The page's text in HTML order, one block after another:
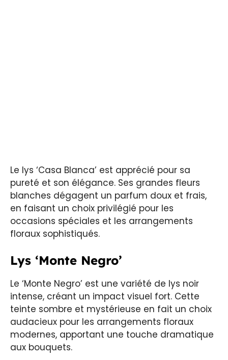
Le lys ‘Casa Blanca’ est apprécié pour sa
pureté et son élégance. Ses grandes fleurs
blanches dégagent un parfum doux et frais,
en faisant un choix privilégié pour les
occasions spéciales et les arrangements
floraux sophistiqués.
Lys ‘Monte Negro’
Le ‘Monte Negro’ est une variété de lys noir
intense, créant un impact visuel fort. Cette
teinte sombre et mystérieuse en fait un choix
audacieux pour les arrangements floraux
modernes, apportant une touche dramatique
aux bouquets.